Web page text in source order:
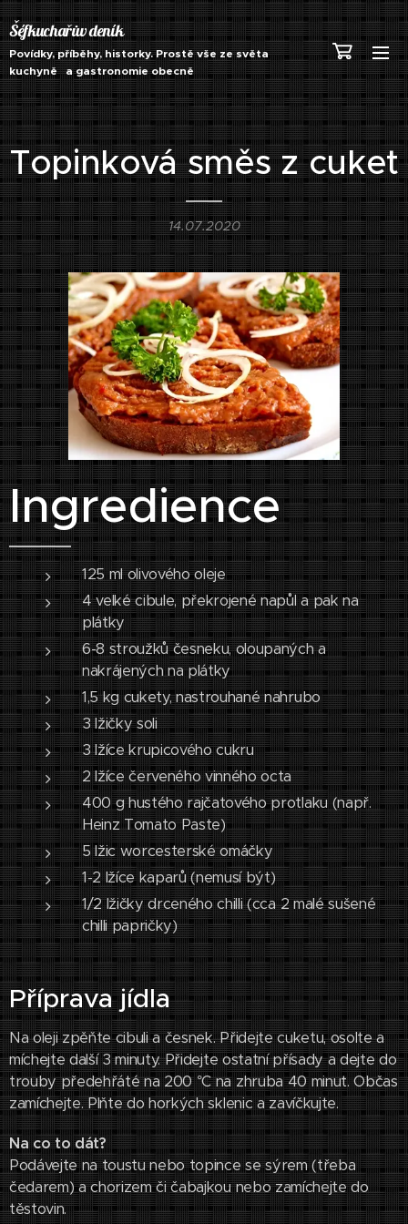
Šéfkuchařův deník
Povídky, příběhy, historky. Prostě vše ze světa
kuchyně a gastronomie obecně
Topinková směs z cuket
14.07.2020
Ingredience
125 ml olivového oleje
4 velké cibule, překrojené napůl a pak na
plátky
6-8 stroužků česneku, oloupaných a
nakrájených na plátky
1,5 kg cukety, nastrouhané nahrubo
3 lžičky soli
3 lžíce krupicového cukru
2 lžíce červeného vinného octa
400 g hustého rajčatového protlaku (např.
Heinz Tomato Paste)
5 lžic worcesterské omáčky
1-2 lžíce kaparů (nemusí být)
1/2 lžičky drceného chilli (cca 2 malé sušené
chilli papričky)
Příprava jídla
Na oleji zpěňte cibuli a česnek. Přidejte cuketu, osolte a
míchejte další 3 minuty. Přidejte ostatní přísady a dejte do
trouby předehřáté na 200 °C na zhruba 40 minut. Občas
zamíchejte. Plňte do horkých sklenic a zavíčkujte.
Na co to dát?
Podávejte na toustu nebo topince se sýrem (třeba
čedarem) a chorizem či čabajkou nebo zamíchejte do
těstovin.